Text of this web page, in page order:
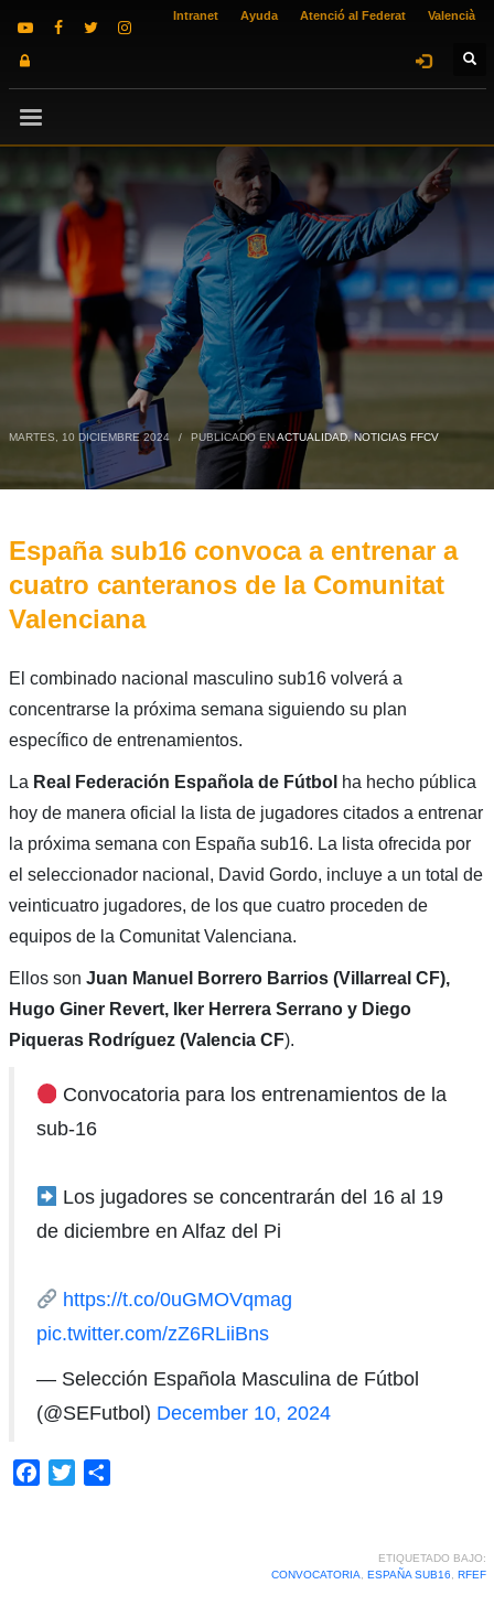
Intranet Ayuda Atenció al Federat Valencià
MARTES, 10 DICIEMBRE 2024 / PUBLICADO ENACTUALIDAD,NOTICIAS FFCV
España sub16 convoca a entrenar a
cuatro canteranos de la Comunitat
Valenciana
El combinado nacional masculino sub16 volverá a
concentrarse la próxima semana siguiendo su plan
específico de entrenamientos.
La Real Federación Española de Fútbol ha hecho pública
hoy de manera oficial la lista de jugadores citados a entrenar
la próxima semana con España sub16. La lista ofrecida por
el seleccionador nacional, David Gordo, incluye a un total de
veinticuatro jugadores, de los que cuatro proceden de
equipos de la Comunitat Valenciana.
Ellos son Juan Manuel Borrero Barrios (Villarreal CF),
Hugo Giner Revert, Iker Herrera Serrano y Diego
Piqueras Rodríguez (Valencia CF).
Convocatoria para los entrenamientos de la
sub-16
Los jugadores se concentrarán del 16 al 19
de diciembre en Alfaz del Pi
https://t.co/0uGMOVqmag
pic.twitter.com/zZ6RLiiBns
— Selección Española Masculina de Fútbol
(@SEFutbol) December 10, 2024
Facebook
Twitter
ETIQUETADO BAJO:
CONVOCATORIA
ESPAÑA SUB16 RFEF